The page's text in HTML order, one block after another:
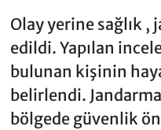
Olay yerine sağlık
edildi. Yapılan
bulunan kişinin
belirlendi.
bölgede güvenlik